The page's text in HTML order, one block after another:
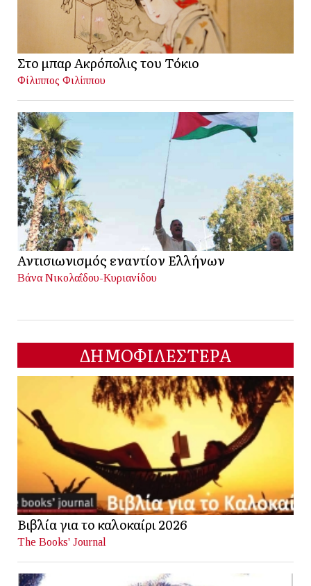
Στο μπαρ Ακρόπολις του Τόκιο
Φίλιππος Φιλίππου
Αντισιωνισμός εναντίον Ελλήνων
Βάνα Νικολαΐδου-Κυριανίδου
ΔΗΜΟΦΙΛΕΣΤΕΡΑ
Βιβλία για το καλοκαίρι 2026
The Books' Journal